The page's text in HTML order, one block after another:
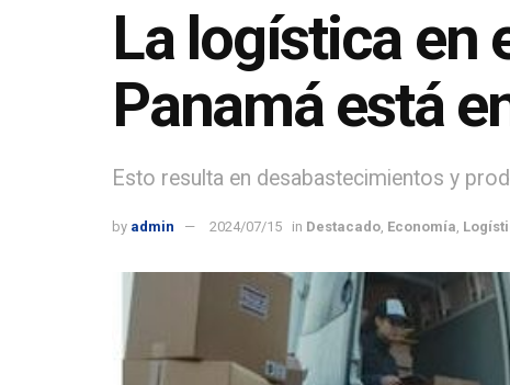
La logística en
Panamá está
Esto resulta en desabastecimientos y
by admin 2024/07/15 in Destacado Economía